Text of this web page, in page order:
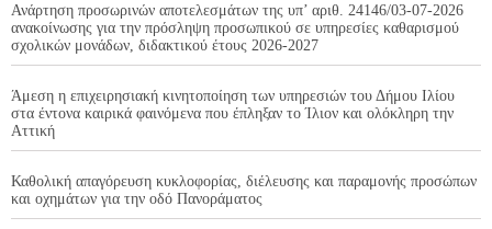
Ανάρτηση προσωρινών αποτελεσμάτων της υπ’ αριθ. 24146/03-07-2026
ανακοίνωσης για την πρόσληψη προσωπικού σε υπηρεσίες καθαρισμού
σχολικών μονάδων, διδακτικού έτους 2026-2027
Άμεση η επιχειρησιακή κινητοποίηση των υπηρεσιών του Δήμου Ιλίου
στα έντονα καιρικά φαινόμενα που έπληξαν το Ίλιον και ολόκληρη την
Αττική
Καθολική απαγόρευση κυκλοφορίας, διέλευσης και παραμονής προσώπων
και οχημάτων για την οδό Πανοράματος